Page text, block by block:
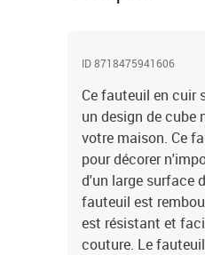
ID 8718475941606
Ce fauteuil en cuir
un design de cube
votre maison. Ce
pour décorer
d'un large surface
fauteuil est
est résistant et
couture. Le